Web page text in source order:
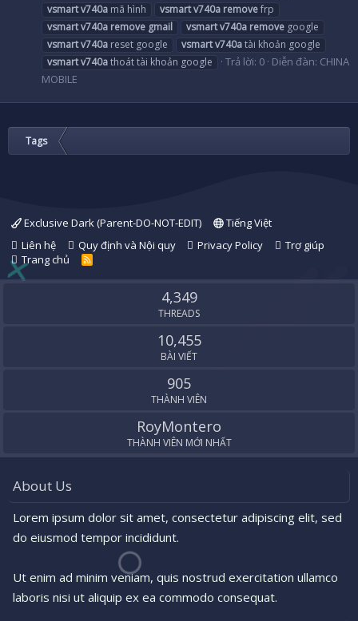
vsmartv740a mã hình vsmartv740a removefrp
vsmartv740a remove gmail vsmartv740a remove google
vsmartv740a reset google vsmartv740atài khoản google
vsmartv740athoát tài khoản google Trả lời: 0 Diễn đàn: CHINA
MOBILE
Tags
Exclusive Dark (Parent-DO-NOT-EDIT)
Tiếng Việt
Liên hệ
Quy định và Nội quy Privacy Policy
Trợ giúp
Trang chủ
R
S
4,349
THREADS
10,455
BÀI VIẾT
905
THÀNH VIÊN
RoyMontero
THÀNH VIÊN MỚI NHẤT
About Us
Lorem ipsum dolor sit amet, consectetur adipiscing elit, sed
do eiusmod tempor incididunt.
Ut enim ad minim veniam, quis nostrud exercitation ullamco
laboris nisi ut aliquip ex ea commodo consequat.